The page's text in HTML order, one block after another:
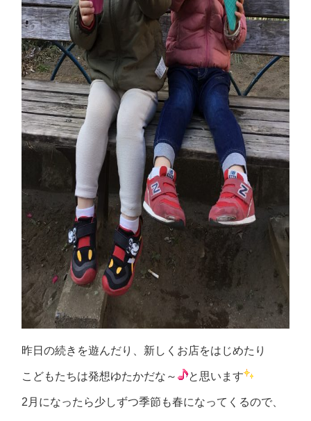
昨日の続きを遊んだり、新しくお店をはじめたり
こどもたちは発想ゆたかだな～ と思います
2月になったら少しずつ季節も春になってくるので、